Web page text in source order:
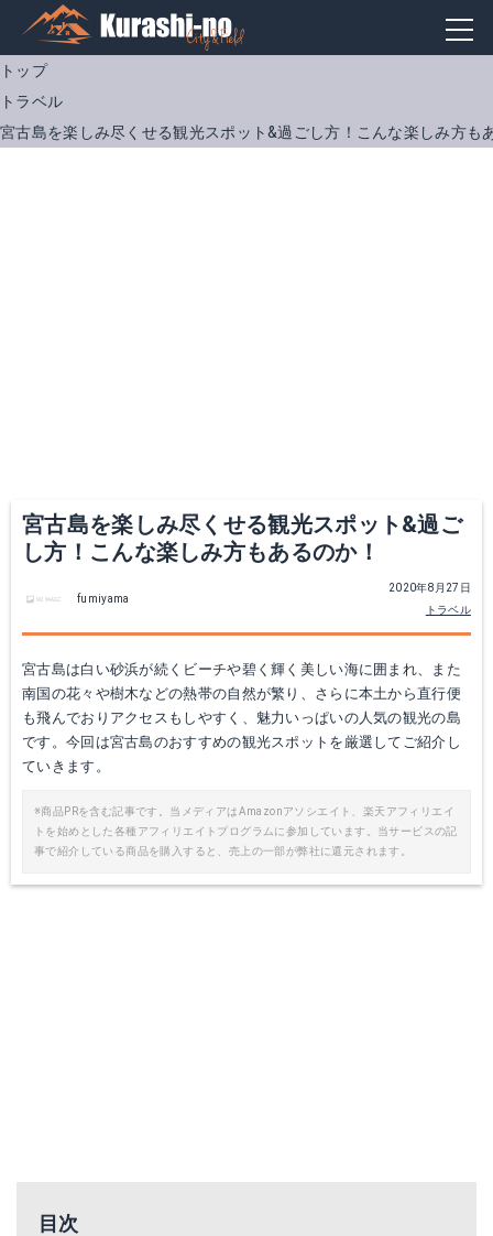
トップ
トラベル
宮古島を楽しみ尽くせる観光スポット&過ごし方！こんな楽しみ方も
宮古島を楽しみ尽くせる観光スポット&過ご
し方！こんな楽しみ方もあるのか！
2020年8月27日
トラベル
fumiyama
宮古島は白い砂浜が続くビーチや碧く輝く美しい海に囲まれ、また
南国の花々や樹木などの熱帯の自然が繁り、さらに本土から直行便
も飛んでおりアクセスもしやすく、魅力いっぱいの人気の観光の島
です。今回は宮古島のおすすめの観光スポットを厳選してご紹介し
ていきます。
※商品PRを含む記事です。当メディアはAmazonアソシエイト、楽天アフィリエイ
トを始めとした各種アフィリエイトプログラムに参加しています。当サービスの記
事で紹介している商品を購入すると、売上の一部が弊社に還元されます。
目次